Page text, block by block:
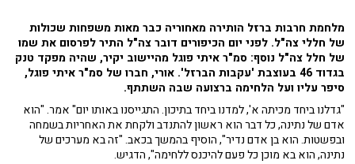
מלחמת חרבות ברזל הותירה מאחוריה כבר מאות משפחות שכולות
של חללי צה"ל. לפני יום הכיפורים דובר צה"ל התיר לפרסום את שמו
של חלל צה"ל נוסף: סמ"ר איתי פוגל מהיישוב יקיר, שהיה מפקד טנק
בגדוד 46 בעוצבת 'עקבות הברזל'. אורי, חברו של סמ"ר איתי פוגל,
סיפר עליו ועל הלחימה ברצועה שבה השתתף.
"גדלנו ביחד מכיתה א', למדנו ביחד בתיכון. התגייסנו באותו יום" אמר. "הוא
אדם של נתינה, כל דבר הוא ראשון להתנדב ולקחת את האחריות בשמחה
ובפשטות. הוא בן אדם נדיר", הוסיף בהמשך בכאב. "זה בא מערכים של
נתינה, הוא בא מוכן כל פעם להיכנס ללחימה", הדגיש.